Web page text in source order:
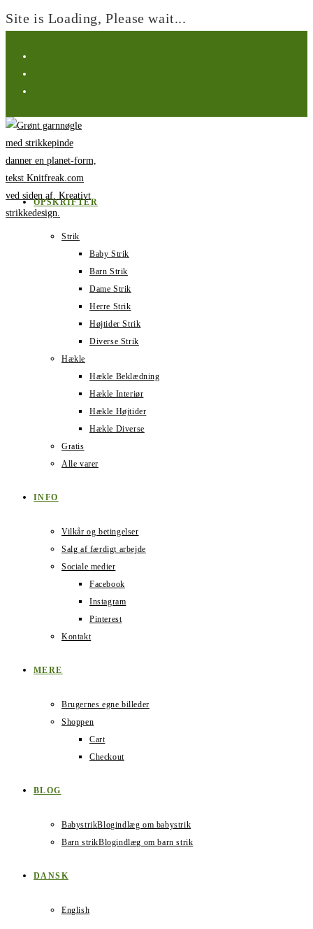
Site is Loading, Please wait...
indhold
OPSKRIFTER
Strik
Baby Strik
Barn Strik
Dame Strik
Herre Strik
Højtider Strik
Diverse Strik
Hækle
Hækle Beklædning
Hækle Interiør
Hækle Højtider
Hækle Diverse
Gratis
Alle varer
INFO
Vilkår og betingelser
Salg af færdigt arbejde
Sociale medier
Facebook
Instagram
Pinterest
Kontakt
MERE
Brugernes egne billeder
Shoppen
Cart
Checkout
BLOG
BabystrikBlogindlæg om babystrik
Barn strikBlogindlæg om barn strik
DANSK
English